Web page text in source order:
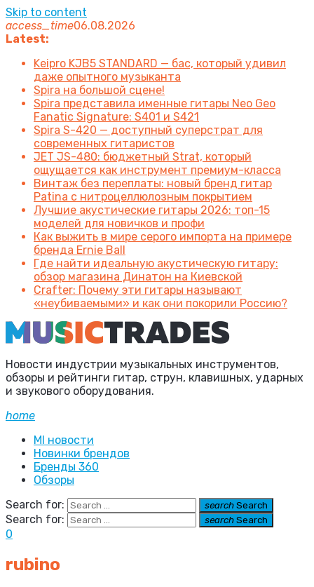
Skip to content
access_time06.08.2026
Latest:
Keipro KJB5 STANDARD — бас, который удивил
даже опытного музыканта
Spira на большой сцене!
Spira представила именные гитары Neo Geo
Fanatic Signature: S401 и S421
Spira S-420 — доступный суперстрат для
современных гитаристов
JET JS-480: бюджетный Strat, который
ощущается как инструмент премиум-класса
Винтаж без переплаты: новый бренд гитар
Patina с нитроцеллюлозным покрытием
Лучшие акустические гитары 2026: топ-15
моделей для новичков и профи
Как выжить в мире серого импорта на примере
бренда Ernie Ball
Где найти идеальную акустическую гитару:
обзор магазина Динатон на Киевской
Crafter: Почему эти гитары называют
«неубиваемыми» и как они покорили Россию?
Новости индустрии музыкальных инструментов,
обзоры и рейтинги гитар, струн, клавишных, ударных
и звукового оборудования.
home
MI новости
Новинки брендов
Бренды 360
Обзоры
Search for:
search Search
Search for: search Search
0
rubino